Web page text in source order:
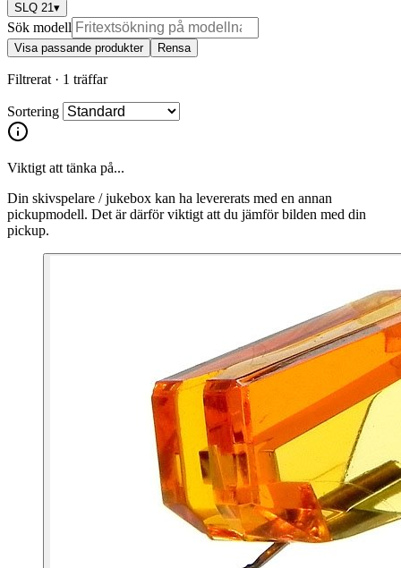
SLQ 21▾
Sök modell
Visa passande produkter Rensa
Filtrerat · 1 träffar
Sortering
Viktigt att tänka på...
Din skivspelare / jukebox kan ha levererats med en annan
pickupmodell. Det är därför viktigt att du jämför bilden med din
pickup.